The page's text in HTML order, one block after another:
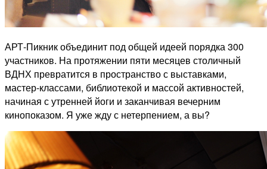
АРТ-Пикник объединит под общей идеей порядка 300
участников. На протяжении пяти месяцев столичный
ВДНХ превратится в пространство с выставками,
мастер-классами, библиотекой и массой активностей,
начиная с утренней йоги и заканчивая вечерним
кинопоказом. Я уже жду с нетерпением, а вы?